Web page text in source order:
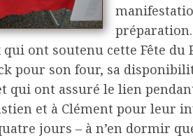
préparation.
qui ont soutenu cette Fête du
pour son four, sa
qui ont assuré le lien
et à Clément pour leur
jours – à n’en dormir